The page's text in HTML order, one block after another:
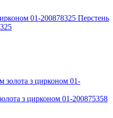
Перстень
з цирконом 01-200875358